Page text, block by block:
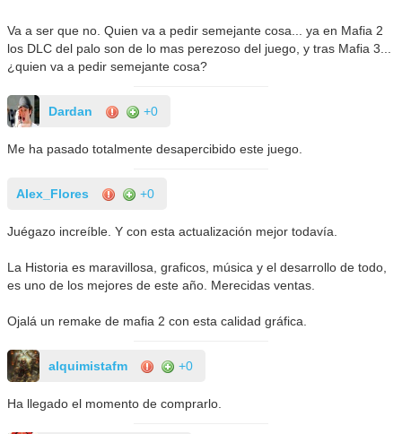
Va a ser que no. Quien va a pedir semejante cosa... ya en Mafia 2
los DLC del palo son de lo mas perezoso del juego, y tras Mafia 3...
¿quien va a pedir semejante cosa?
Dardan +0
Me ha pasado totalmente desapercibido este juego.
Alex_Flores +0
Juégazo increíble. Y con esta actualización mejor todavía.
La Historia es maravillosa, graficos, música y el desarrollo de todo,
es uno de los mejores de este año. Merecidas ventas.
Ojalá un remake de mafia 2 con esta calidad gráfica.
alquimistafm +0
Ha llegado el momento de comprarlo.